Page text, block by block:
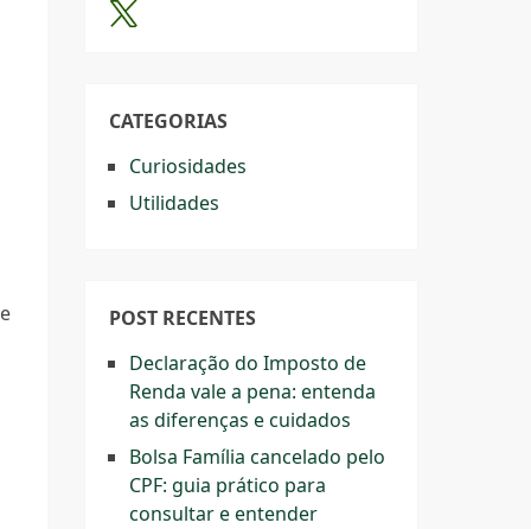
CATEGORIAS
Curiosidades
Utilidades
POST RECENTES
Declaração do Imposto de
Renda vale a pena: entenda
as diferenças e cuidados
Bolsa Família cancelado pelo
CPF: guia prático para
consultar e entender